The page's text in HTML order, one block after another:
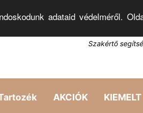
adataid védelméről.
Szakértő
AKCIÓK